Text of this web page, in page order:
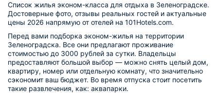
Список жилья эконом-класса для отдыха в Зеленоградске.
Достоверные фото, отзывы реальных гостей и актуальные
цены 2026 напрямую от отелей на 101Hotels.com.
Перед вами подборка эконом-жилья на территории
Зеленоградска. Все они предлагают проживание
стоимостью до 3000 рублей за сутки. Владельцы
предоставляют большой выбор — можно снять целый дом,
квартиру, номер или отдельную комнату, что значительно
сэкономит ваш бюджет. Во время отпуска стоит посетить
такие развлечения, как: аквапарки.